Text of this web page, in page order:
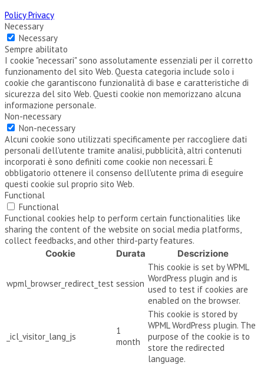
Policy Privacy
Necessary
Necessary
Sempre abilitato
I cookie "necessari" sono assolutamente essenziali per il corretto
funzionamento del sito Web. Questa categoria include solo i
cookie che garantiscono funzionalità di base e caratteristiche di
sicurezza del sito Web. Questi cookie non memorizzano alcuna
informazione personale.
Non-necessary
Non-necessary
Alcuni cookie sono utilizzati specificamente per raccogliere dati
personali dell'utente tramite analisi, pubblicità, altri contenuti
incorporati è sono definiti come cookie non necessari. È
obbligatorio ottenere il consenso dell'utente prima di eseguire
questi cookie sul proprio sito Web.
Functional
Functional
Functional cookies help to perform certain functionalities like
sharing the content of the website on social media platforms,
collect feedbacks, and other third-party features.
Cookie
Durata Descrizione
wpml_browser_redirect_test session
This cookie is set by WPML
WordPress plugin and is
used to test if cookies are
enabled on the browser.
_icl_visitor_lang_js
1
month
This cookie is stored by
WPML WordPress plugin. The
purpose of the cookie is to
store the redirected
language.